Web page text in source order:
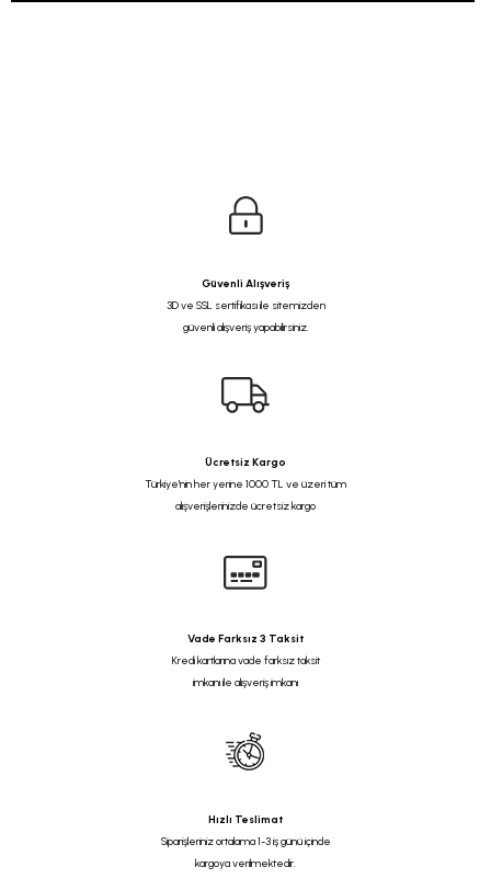
Güvenli Alışveriş
3D ve SSL sertifikası ile sitemizden
güvenli alışveriş yapabilirsiniz.
Ücretsiz Kargo
Türkiye'nin her yerine 1000 TL ve üzeri tüm
alışverişlerinizde ücretsiz kargo
Vade Farksız 3 Taksit
Kredi kartlarına vade farksız taksit
imkanı ile alışveriş imkanı
Hızlı Teslimat
Siparişleriniz ortalama 1-3 iş günü içinde
kargoya verilmektedir.